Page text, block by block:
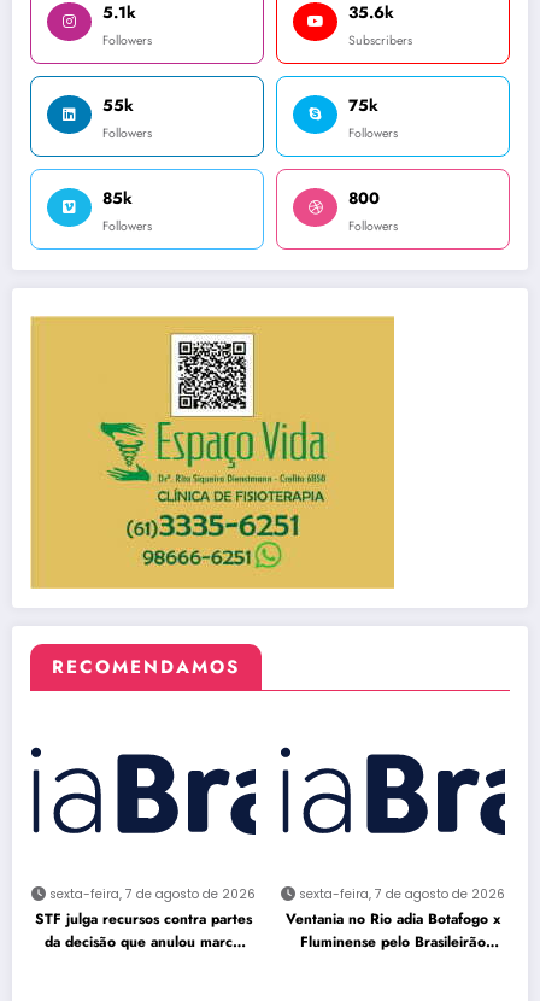
5.1k
Followers
35.6k
Subscribers
55k
Followers
75k
Followers
85k
Followers
800
Followers
RECOMENDAMOS
sexta-feira, 7 de agosto de 2026
STF julga recursos contra partes
da decisão que anulou marco
sexta-feira, 7 de agosto de 2026
Ventania no Rio adia Botafogo x
Fluminense pelo Brasileirão